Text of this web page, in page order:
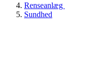
Renseanlæg
Sundhed